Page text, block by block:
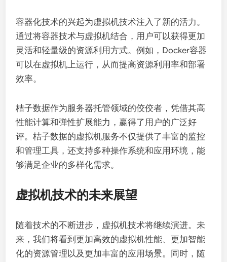
容器化技术的兴起为虚拟机技术注入了新的活力。
通过将容器技术与虚拟机结合，用户可以获得更加
灵活和轻量级的资源利用方式。例如，Docker容器
可以在虚拟机上运行，从而提高资源利用率和部署
效率。
桔子数据作为服务器托管领域的佼佼者，凭借其高
性能计算和弹性扩展能力，赢得了用户的广泛好
评。桔子数据的虚拟机服务不仅提供了丰富的监控
和管理工具，还支持多种操作系统和应用环境，能
够满足企业的多样化需求。
虚拟机技术的未来展望
随着技术的不断进步，虚拟机技术将继续演进。未
来，我们将看到更加高效的虚拟机性能、更加智能
化的资源管理以及更加丰富的应用场景。同时，随